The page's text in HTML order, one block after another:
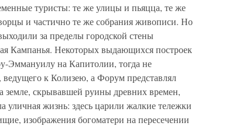
туристы: те же улицы и пьяцца, те же
и частично те же собрания живописи. Но
за пределы городской стены
Кампанья. Некоторых выдающихся построек
Эммануилу на Капитолии, тогда не
ведущего к Колизею, а Форум представлял
земле, скрывавшей руины древних времен,
жизнь: здесь царили жалкие тележки
изображения богоматери на пересечении